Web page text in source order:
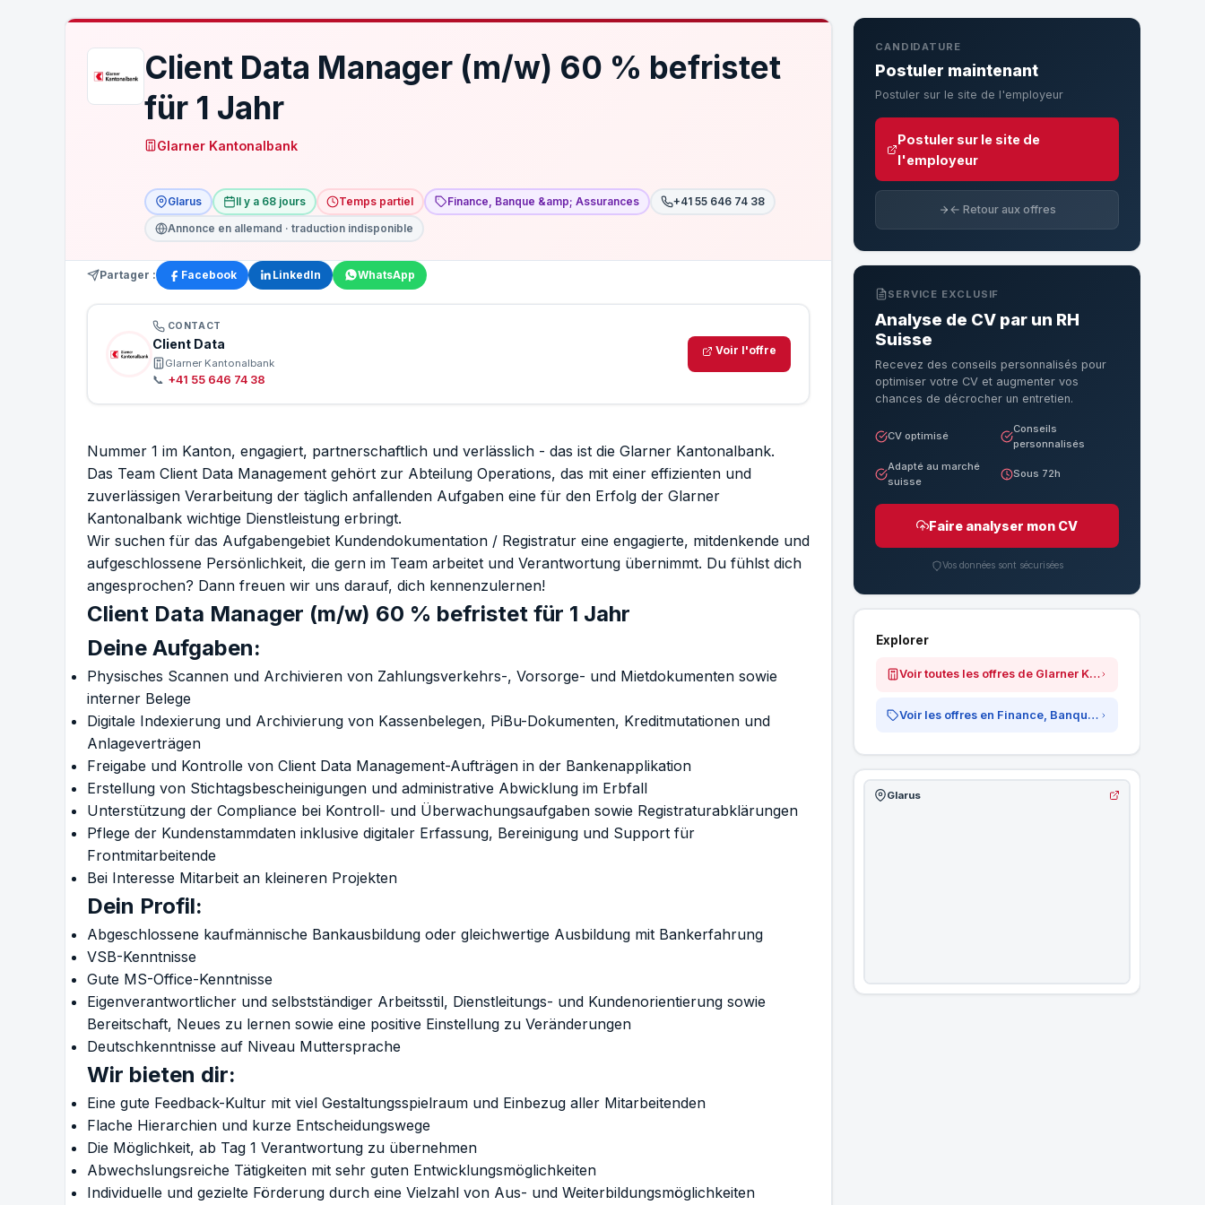
Client Data Manager (m/w) 60 % befristet
für 1 Jahr
Glarner Kantonalbank
Glarus Il y a 68 jours Temps partiel Finance, Banque &amp; Assurances
+41 55 646 74 38
Annonce en allemand · traduction indisponible
Partager : Facebook LinkedIn WhatsApp
CONTACT
Client Data
Glarner Kantonalbank
📞 +41 55 646 74 38
Voir l'offre
Nummer 1 im Kanton, engagiert, partnerschaftlich und verlässlich - das ist die Glarner Kantonalbank.
Das Team Client Data Management gehört zur Abteilung Operations, das mit einer effizienten und
zuverlässigen Verarbeitung der täglich anfallenden Aufgaben eine für den Erfolg der Glarner
Kantonalbank wichtige Dienstleistung erbringt.
Wir suchen für das Aufgabengebiet Kundendokumentation / Registratur eine engagierte, mitdenkende und
aufgeschlossene Persönlichkeit, die gern im Team arbeitet und Verantwortung übernimmt. Du fühlst dich
angesprochen? Dann freuen wir uns darauf, dich kennenzulernen!
Client Data Manager (m/w) 60 % befristet für 1 Jahr
Deine Aufgaben:
Physisches Scannen und Archivieren von Zahlungsverkehrs-, Vorsorge- und Mietdokumenten sowie
interner Belege
Digitale Indexierung und Archivierung von Kassenbelegen, PiBu-Dokumenten, Kreditmutationen und
Anlageverträgen
Freigabe und Kontrolle von Client Data Management-Aufträgen in der Bankenapplikation
Erstellung von Stichtagsbescheinigungen und administrative Abwicklung im Erbfall
Unterstützung der Compliance bei Kontroll- und Überwachungsaufgaben sowie Registraturabklärungen
Pflege der Kundenstammdaten inklusive digitaler Erfassung, Bereinigung und Support für
Frontmitarbeitende
Bei Interesse Mitarbeit an kleineren Projekten
Dein Profil:
Abgeschlossene kaufmännische Bankausbildung oder gleichwertige Ausbildung mit Bankerfahrung
VSB-Kenntnisse
Gute MS-Office-Kenntnisse
Eigenverantwortlicher und selbstständiger Arbeitsstil, Dienstleitungs- und Kundenorientierung sowie
Bereitschaft, Neues zu lernen sowie eine positive Einstellung zu Veränderungen
Deutschkenntnisse auf Niveau Muttersprache
Wir bieten dir:
Eine gute Feedback-Kultur mit viel Gestaltungsspielraum und Einbezug aller Mitarbeitenden
Flache Hierarchien und kurze Entscheidungswege
Die Möglichkeit, ab Tag 1 Verantwortung zu übernehmen
Abwechslungsreiche Tätigkeiten mit sehr guten Entwicklungsmöglichkeiten
Individuelle und gezielte Förderung durch eine Vielzahl von Aus- und Weiterbildungsmöglichkeiten
CANDIDATURE
Postuler maintenant
Postuler sur le site de l'employeur
Postuler sur le site de
l'employeur
← Retour aux offres
SERVICE EXCLUSIF
Analyse de CV par un RH
Suisse
Recevez des conseils personnalisés pour
optimiser votre CV et augmenter vos
chances de décrocher un entretien.
CV optimisé
Conseils
personnalisés
Adapté au marché
suisse
Sous 72h
Faire analyser mon CV
Vos données sont sécurisées
Explorer
Voir toutes les offres de Glarner Kantonalbank
Voir les offres en Finance, Banque &amp; Assurances
Glarus